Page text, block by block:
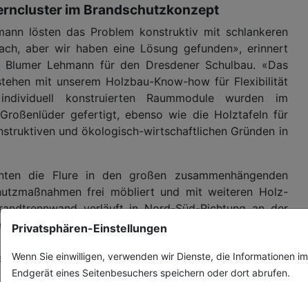
Privatsphären-Einstellungen
Wenn Sie einwilligen, verwenden wir Dienste, die Informationen im
Endgerät eines Seitenbesuchers speichern oder dort abrufen.
im Brandschutzkonzept
lösten das Problem konstruktiv mit schlankeren
aber wir haben eine Lösung gefunden», erinnert
Lehmann für den Dresdener Schulbau. «Das
mit unserem Holzbau-Know-how für Flexibilität
konstruierten Raummodule wurden im
gefertigt, ebenso wie die Holztafeln für
und ökologisch-wirtschaftlichen Gründen in
die Flure in den großen zusammenhängenden
frei möbliert und mit weiteren Holz-
verläuft in Nord-Süd-Richtung an der
an die Feuerwiderstandsklasse F60
Die Brandtrennwand teilt das Gebäude in zwei
Geschoss aus zwei Nutzungseinheiten bestehen,
der Schule im Januar 2023 konnten die